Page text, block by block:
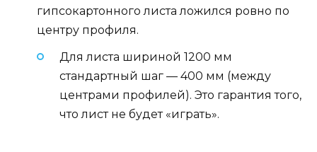
гипсокартонного листа ложился ровно по
центру профиля.
Для листа шириной 1200 мм
стандартный шаг — 400 мм (между
центрами профилей). Это гарантия того,
что лист не будет «играть».